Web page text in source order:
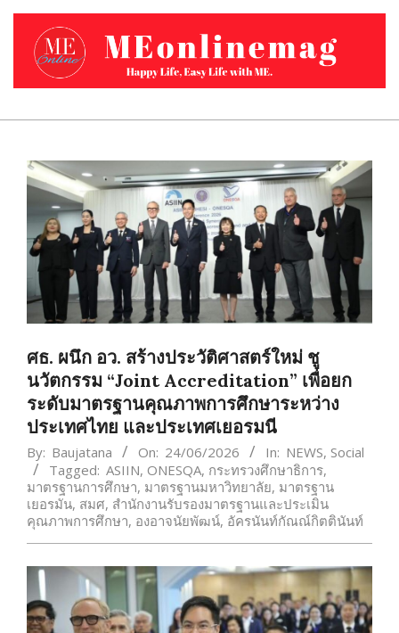
Skip
content
Primary
Menu
ศธ. ผนึก อว. สร้างประวัติศาสตร์ใหม่ ชู
นวัตกรรม “Joint Accreditation” เพื่อยก
ระดับมาตรฐานคุณภาพการศึกษาระหว่าง
ประเทศไทย และประเทศเยอรมนี
By: Baujatana On: 24/06/2026 In: NEWS, Social
Tagged: ASIIN, ONESQA, กระทรวงศึกษาธิการ,
มาตรฐานการศึกษา, มาตรฐานมหาวิทยาลัย, มาตรฐาน
เยอรมัน, สมศ, สำนักงานรับรองมาตรฐานและประเมิน
คุณภาพการศึกษา, องอาจนัยพัฒน์, อัครนันท์กัณณ์กิตตินันท์